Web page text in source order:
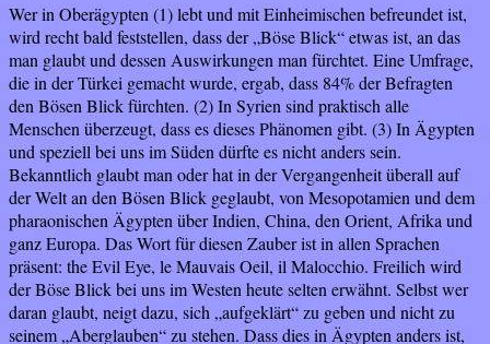
Wer in Oberägypten (1) lebtund mit Einheimischen befreundet ist,
wird recht bald feststellen, dass der „Böse Blick“ etwas ist, an das
man glaubt und dessen Auswirkungen man fürchtet. Eine Umfrage,
die in der Türkei gemacht wurde, ergab, dass 84% der Befragten
den Bösen Blick fürchten. (2) In Syrien sind praktisch alle
Menschen überzeugt, dass es dieses Phänomen gibt. (3) In Ägypten
und speziell bei uns im Süden dürfte es nicht anders sein.
Bekanntlich glaubt man oder hat in der Vergangenheit überall auf
der Welt an den Bösen Blick geglaubt, von Mesopotamien und dem
pharaonischen Ägypten über Indien, China, den Orient, Afrika und
ganz Europa. Das Wort für diesen Zauber ist in allen Sprachen
präsent: the Evil Eye, le Mauvais Oeil, il Malocchio. Freilich wird
der Böse Blick bei uns im Westen heute selten erwähnt. Selbst wer
daran glaubt, neigt dazu, sich „aufgeklärt“ zu geben und nicht zu
seinem „Aberglauben“ zu stehen. Dass dies in Ägypten anders ist,